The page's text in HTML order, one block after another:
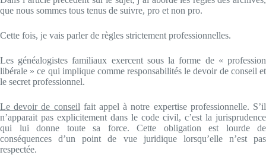
que nous sommes tous tenus de suivre, pro et non pro.
Cette fois, je vais parler de règles strictement professionnelles.
Les généalogistes familiaux exercent sous la forme de « profession
libérale » ce qui implique comme responsabilités le devoir de conseil et
le secret professionnel.
Le devoir de conseil fait appel à notre expertise professionnelle. S’il
n’apparait pas explicitement dans le code civil, c’est la jurisprudence
qui lui donne toute sa force. Cette obligation est lourde de
conséquences d’un point de vue juridique lorsqu’elle n’est pas
respectée.